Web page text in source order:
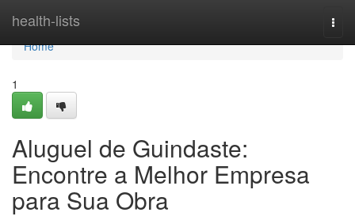
health-lists
Home
Home
1
Aluguel de Guindaste:
Encontre a Melhor Empresa
para Sua Obra